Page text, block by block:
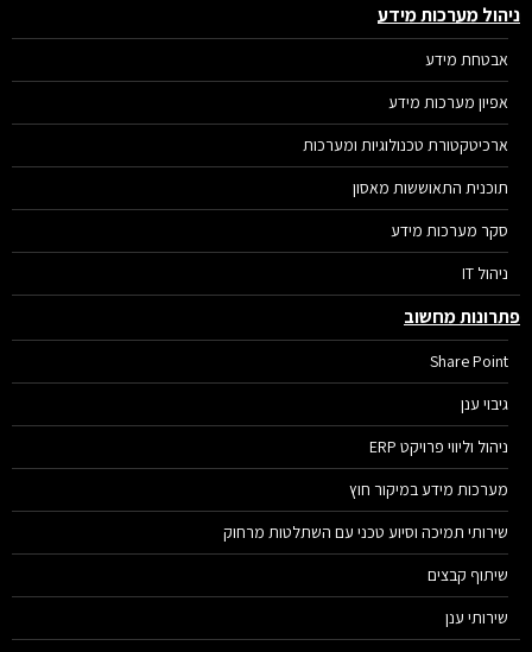
מערכות מידע
אבטחת מידע
אפיון מערכות מידע
ארכיטקטורת טכנולוגיות ומערכות
תוכנית התאוששות מאסון
סקר מערכות מידע
ניהול IT
מחשוב
Share Point
גיבוי ענן
ניהול וליווי פרויקט ERP
מערכות מידע במיקור חוץ
שירותי תמיכה וסיוע טכני עם השתלטות מרחוק
שיתוף קבצים
שירותי ענן